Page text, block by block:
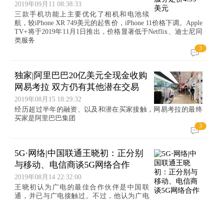
2019年09月11 08:38:33
三款手机功能上主要优化了相机和电池续
航，较iPhone XR 749美元的起售价，iPhone 11价格下调。Apple
TV+将于2019年11月1日推出，价格显著低于Netflix、迪士尼同
类服务
3
独家|阿里巴巴20亿美元全现金收购
网易考拉 双方仍有其他潜在交易
2019年08月15 18:29:32
经历超过半年的融资、以及和潜在买家接触，网易考拉的最终
买家是阿里巴巴集团
3
5G·网络|中国联通王晓初：正分别
与移动、电信商谈5G网络合作
2019年08月14 22:32:00
王晓初认为广电的最佳合作伙伴是中国联
通，并已与广电接触过。不过，他认为广电